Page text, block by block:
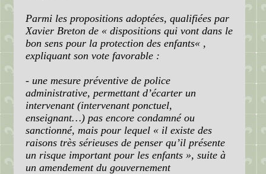
Parmi les propositions adoptées, qualifiées par
Xavier Breton de « dispositions qui vont dans le
bon sens pour la protection des enfants« ,
expliquant son vote favorable :
- une mesure préventive de police
administrative, permettant d’écarter un
intervenant (intervenant ponctuel,
enseignant…) pas encore condamné ou
sanctionné, mais pour lequel « il existe des
raisons très sérieuses de penser qu’il présente
un risque important pour les enfants », suite à
un amendement du gouvernement